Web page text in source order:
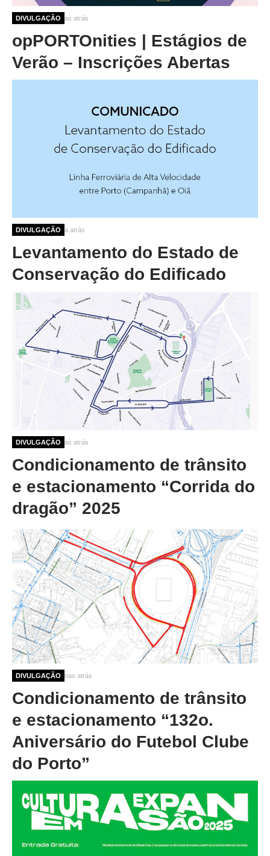
DIVULGAÇÃO
4 meses 2 semanas atrás
opPORTOnities | Estágios de
Verão – Inscrições Abertas
DIVULGAÇÃO
8 meses 1 semana atrás
Levantamento do Estado de
Conservação do Edificado
DIVULGAÇÃO
9 meses 2 semanas atrás
Condicionamento de trânsito
e estacionamento “Corrida do
dragão” 2025
DIVULGAÇÃO
10 meses 2 semanas atrás
Condicionamento de trânsito
e estacionamento “132o.
Aniversário do Futebol Clube
do Porto”